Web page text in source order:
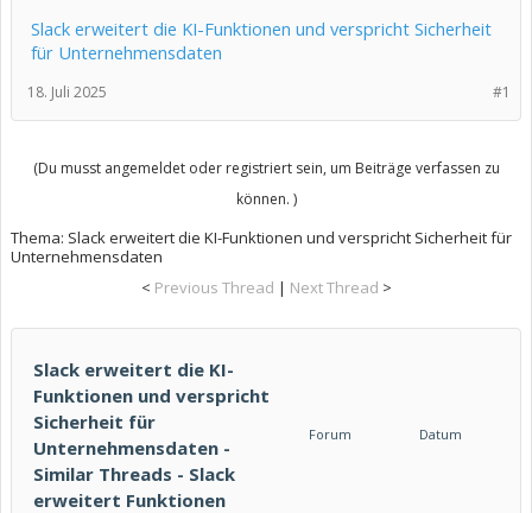
Slack erweitert die KI-Funktionen und verspricht Sicherheit
für Unternehmensdaten
#1
18. Juli 2025
(Du musst angemeldet oder registriert sein, um Beiträge verfassen zu
können. )
Thema: Slack erweitert die KI-Funktionen und verspricht Sicherheit für
Unternehmensdaten
< Previous Thread | Next Thread >
Slack erweitert die KI-
Funktionen und verspricht
Sicherheit für
Unternehmensdaten -
Similar Threads - Slack
erweitert Funktionen
Forum Datum